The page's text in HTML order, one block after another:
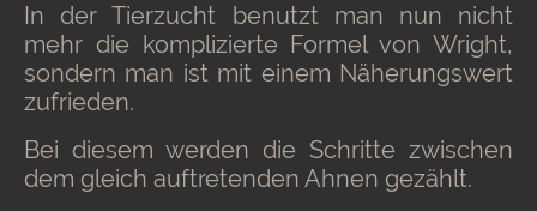
In der Tierzucht benutzt man nun nicht
mehr die komplizierte Formel von Wright,
sondern man ist mit einem Näherungswert
zufrieden.
Bei diesem werden die Schritte zwischen
dem gleich auftretenden Ahnen gezählt.